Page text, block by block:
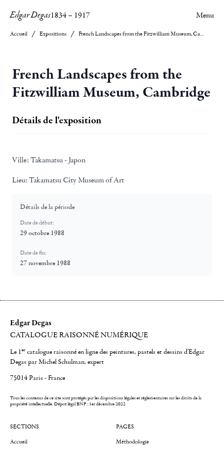
Edgar Degas1834– 1917 Menu
Accueil Expositions French Landscapes from the Fitzwilliam Museum, Cambridge
French Landscapes from the
Fitzwilliam Museum, Cambridge
Détails de l'exposition
Ville: Takamatsu - Japon
Lieu: Takamatsu City Museum of Art
Détails de la période
Date de début:
29 octobre 1988
Date de fin:
27 novembre 1988
Edgar Degas
CATALOGUE RAISONNÉ NUMÉRIQUE
Le 1er catalogue raisonné en ligne des peintures, pastels et dessins d'Edgar
Degas par Michel Schulman, expert
75014 Paris - France
Tous les contenus de ce site sont protégés par les dispositions légales et réglementaires sur les droits de la
propriété intellectuelle.Dépot légal BNF : 1er décembre 2022
SECTIONS
Accueil
PAGES
Méthodologie